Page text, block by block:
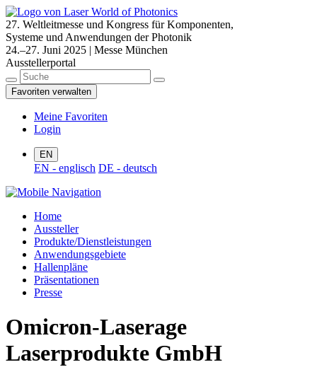
27. Weltleitmesse und Kongress für Komponenten,
Systeme und Anwendungen der Photonik
24.–27. Juni 2025 | Messe München
Ausstellerportal
Favoriten verwalten
Meine Favoriten
Login
EN
EN - englisch DE - deutsch
Home
Aussteller
Produkte/Dienstleistungen
Anwendungsgebiete
Hallenpläne
Präsentationen
Presse
Omicron-Laserage
Laserprodukte GmbH